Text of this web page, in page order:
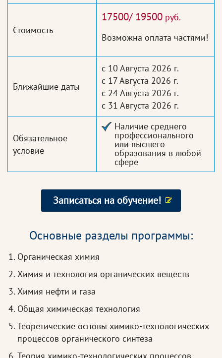
Стоимость
17500/ 19500 руб.
Возможна оплата частями!
Ближайшие даты
с 10 Августа 2026 г.
с 17 Августа 2026 г.
с 24 Августа 2026 г.
с 31 Августа 2026 г.
Обязательное
условие
Наличие среднего
профессионального
или высшего
образования в любой
сфере
Записаться на обучение!
Основные разделы программы:
Органическая химия
Химия и технология органических веществ
Химия нефти и газа
Общая химическая технология
Теоретические основы химико-технологических
процессов органического синтеза
Теория химико-технологических процессов